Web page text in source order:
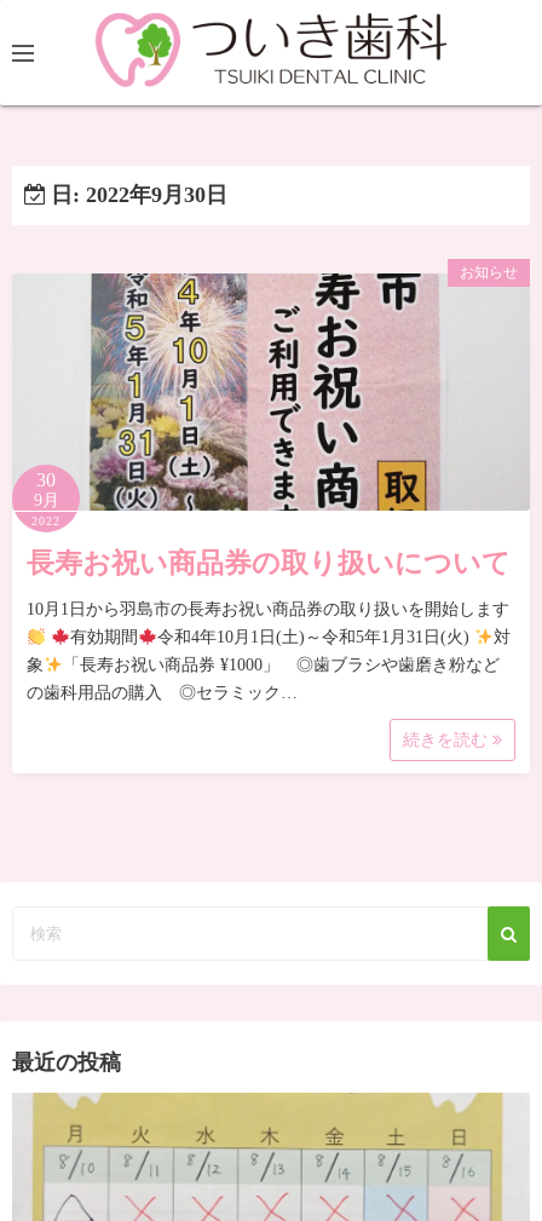
日: 2022年9月30日
お知らせ
30
9月
2022
長寿お祝い商品券の取り扱いについて
10月1日から羽島市の長寿お祝い商品券の取り扱いを開始します
有効期間
令和4年10月1日(土)～令和5年1月31日(火)
対
象
「長寿お祝い商品券 ¥1000」 ◎歯ブラシや歯磨き粉など
の歯科用品の購入 ◎セラミック…
続きを読む
最近の投稿